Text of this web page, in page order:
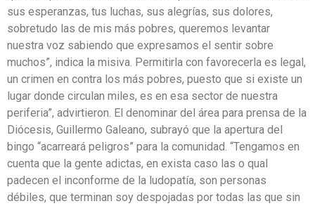
sus esperanzas, tus luchas, sus alegrías, sus dolores,
sobretudo las de mis más pobres, queremos levantar
nuestra voz sabiendo que expresamos el sentir sobre
muchos”, indica la misiva. Permitirla con favorecerla es legal,
un crimen en contra los más pobres, puesto que si existe un
lugar donde circulan miles, es en esa sector de nuestra
periferia”, advirtieron. El denominar del área para prensa de la
Diócesis, Guillermo Galeano, subrayó que la apertura del
bingo “acarreará peligros” para la comunidad. “Tengamos en
cuenta que la gente adictas, en exista caso las o qual
padecen el inconforme de la ludopatía, son personas
débiles, que terminan soy despojadas por todas las que sin